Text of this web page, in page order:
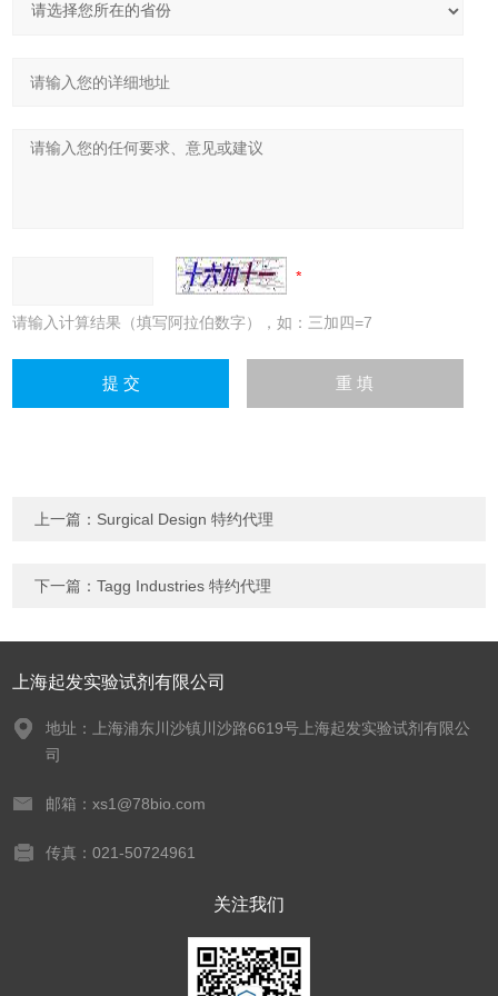
请输入计算结果（填写阿拉伯数字），如：三加四=7
上一篇： Surgical Design 特约代理
下一篇：Tagg Industries 特约代理
上海起发实验试剂有限公司
地址：上海浦东川沙镇川沙路6619号上海起发实验试剂有限公
司
邮箱：xs1@78bio.com
传真：021-50724961
关注我们